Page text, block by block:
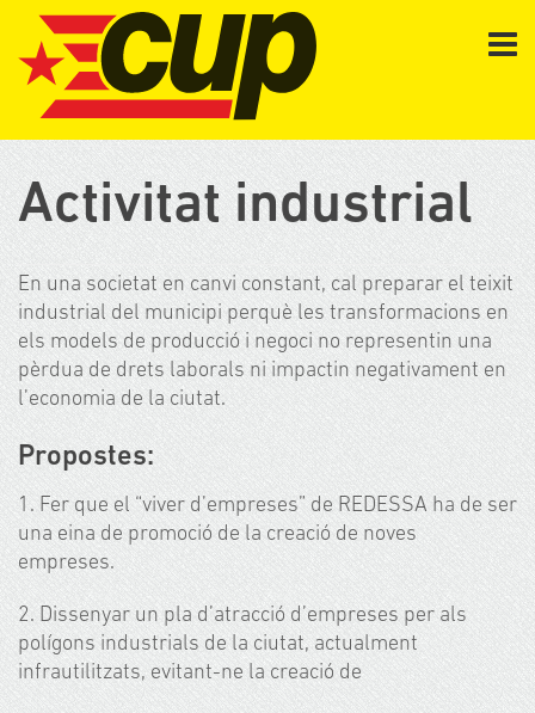
Activitat industrial
En una societat en canvi constant, cal preparar el teixit
industrial del municipi perquè les transformacions en
els models de producció i negoci no representin una
pèrdua de drets laborals ni impactin negativament en
l’economia de la ciutat.
Propostes:
1. Fer que el “viver d’empreses” de REDESSA ha de ser
una eina de promoció de la creació de noves
empreses.
2. Dissenyar un pla d’atracció d’empreses per als
polígons industrials de la ciutat, actualment
infrautilitzats, evitant-ne la creació de